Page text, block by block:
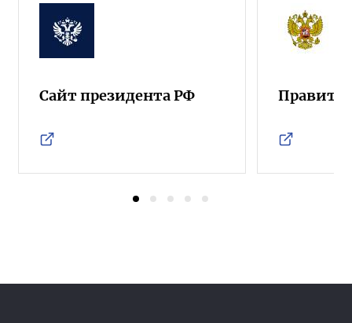
Сайт президента РФ